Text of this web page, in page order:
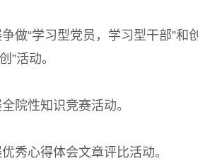
“学习型党员，学习型干部”和
”活动。
性知识竞赛活动。
心得体会文章评比活动。